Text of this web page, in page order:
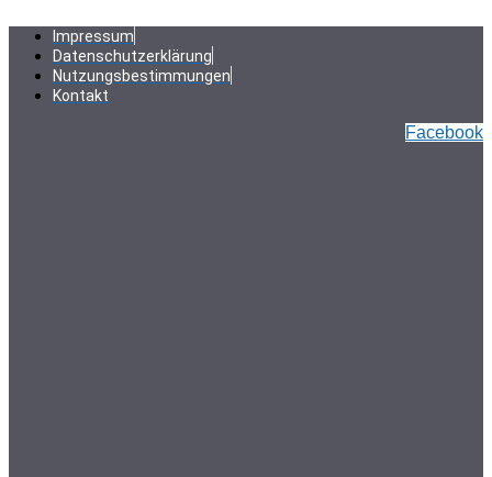
Inhalt
springen
Impressum
Datenschutzerklärung
Nutzungsbestimmungen
Kontakt
Facebook